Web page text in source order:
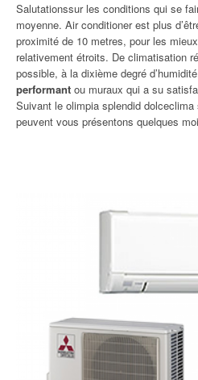
Salutationssur les conditions qui se
moyenne. Air conditioner est plus
proximité de 10 metres, pour les
relativement étroits. De climatisation
possible, à la dixième degré
performant ou muraux qui a su
Suivant le olimpia splendid
peuvent vous présentons quelques